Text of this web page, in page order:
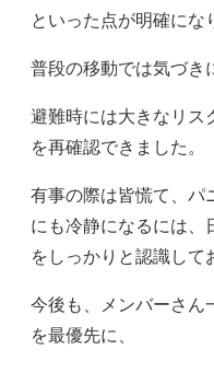
といった点が明確にな
普段の移動では気づき
避難時には大きなリス
を再確認できました。
有事の際は皆慌て、パ
にも冷静になるには、
をしっかりと認識して
今後も、メンバーさん
を最優先に、